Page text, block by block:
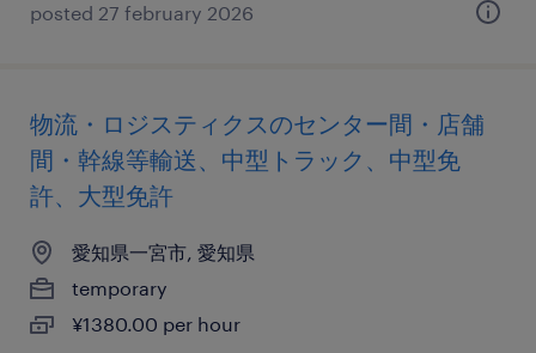
posted 27 february 2026
物流・ロジスティクスのセンター間・店舗
間・幹線等輸送、中型トラック、中型免
許、大型免許
愛知県一宮市, 愛知県
temporary
¥1380.00 per hour